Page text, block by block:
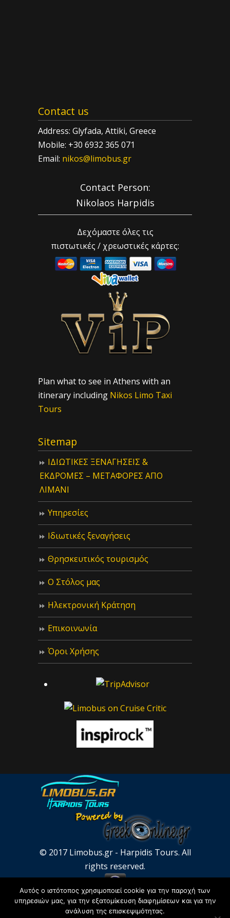
Contact us
Address: Glyfada, Attiki, Greece
Mobile: +30 6932 365 071
Email: nikos@limobus.gr
Contact Person:
Nikolaos Harpidis
Δεχόμαστε όλες τις
πιστωτικές / χρεωστικές κάρτες:
Plan what to see in Athens with an
itinerary including Nikos Limo Taxi
Tours
Sitemap
ΙΔIΩΤΙΚΕΣ ΞΕΝΑΓΗΣΕΙΣ &
ΕΚΔΡΟΜΕΣ – ΜΕΤΑΦΟΡΕΣ ΑΠΟ
ΛΙΜΑΝΙ
Υπηρεσίες
Ιδιωτικές ξεναγήσεις
Θρησκευτικός τουρισμός
Ο Στόλος μας
Ηλεκτρονική Κράτηση
Επικοινωνία
Όροι Χρήσης
© 2017 Limobus.gr - Harpidis Tours. All
rights reserved.
Αυτός ο ιστότοπος χρησιμοποιεί cookie για την παροχή των
υπηρεσιών μας, για την εξατομίκευση διαφημίσεων και για την
ανάλυση της επισκεψιμότητας.